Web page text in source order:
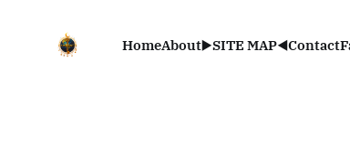
HomeAbout▶️SITE MAP◀️Contact